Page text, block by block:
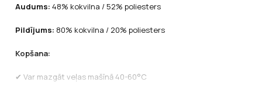
Audums: 48% kokvilna / 52% poliesters
Pildījums: 80% kokvilna / 20% poliesters
Kopšana:
✔ Var mazgāt veļas mašīnā 40-60°C